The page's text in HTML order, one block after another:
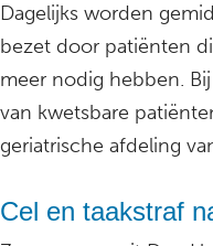
Dagelijks worden
bezet door patiënten
meer nodig hebben.
van kwetsbare
geriatrische afdeling
Cel en taakstraf